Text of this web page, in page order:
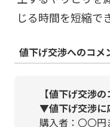
じる時間を短縮で
値下げ交渉へのコメ
【値下げ交渉
▼値下げ交渉に
購入者：〇〇円